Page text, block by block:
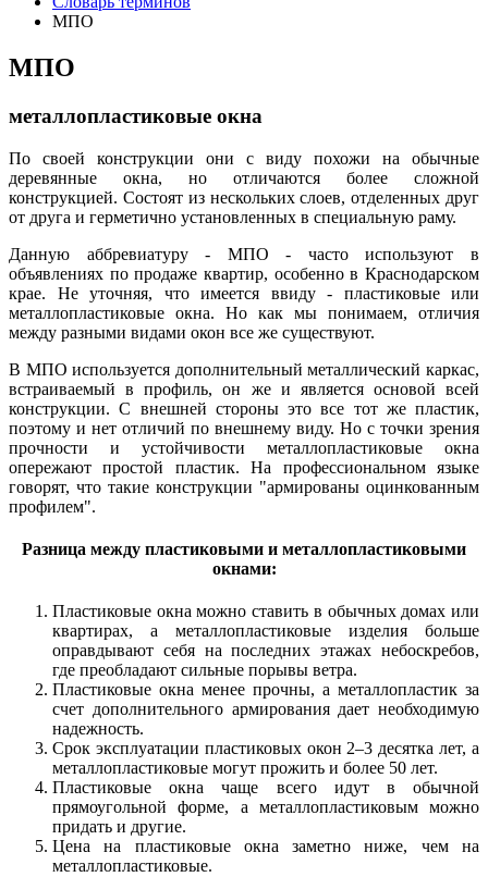
МПО
МПО
металлопластиковые окна
По своей конструкции они с виду похожи на обычные
деревянные окна, но отличаются более сложной
конструкцией. Состоят из нескольких слоев, отделенных друг
от друга и герметично установленных в специальную раму.
Данную аббревиатуру - МПО - часто используют в
объявлениях по продаже квартир, особенно в Краснодарском
крае. Не уточняя, что имеется ввиду - пластиковые или
металлопластиковые окна. Но как мы понимаем, отличия
между разными видами окон все же существуют.
В МПО используется дополнительный металлический каркас,
встраиваемый в профиль, он же и является основой всей
конструкции. С внешней стороны это все тот же пластик,
поэтому и нет отличий по внешнему виду. Но с точки зрения
прочности и устойчивости металлопластиковые окна
опережают простой пластик. На профессиональном языке
говорят, что такие конструкции "армированы оцинкованным
профилем".
Разница между пластиковыми и металлопластиковыми
окнами:
Пластиковые окна можно ставить в обычных домах или
квартирах, а металлопластиковые изделия больше
оправдывают себя на последних этажах небоскребов,
где преобладают сильные порывы ветра.
Пластиковые окна менее прочны, а металлопластик за
счет дополнительного армирования дает необходимую
надежность.
Срок эксплуатации пластиковых окон 2–3 десятка лет, а
металлопластиковые могут прожить и более 50 лет.
Пластиковые окна чаще всего идут в обычной
прямоугольной форме, а металлопластиковым можно
придать и другие.
Цена на пластиковые окна заметно ниже, чем на
металлопластиковые.